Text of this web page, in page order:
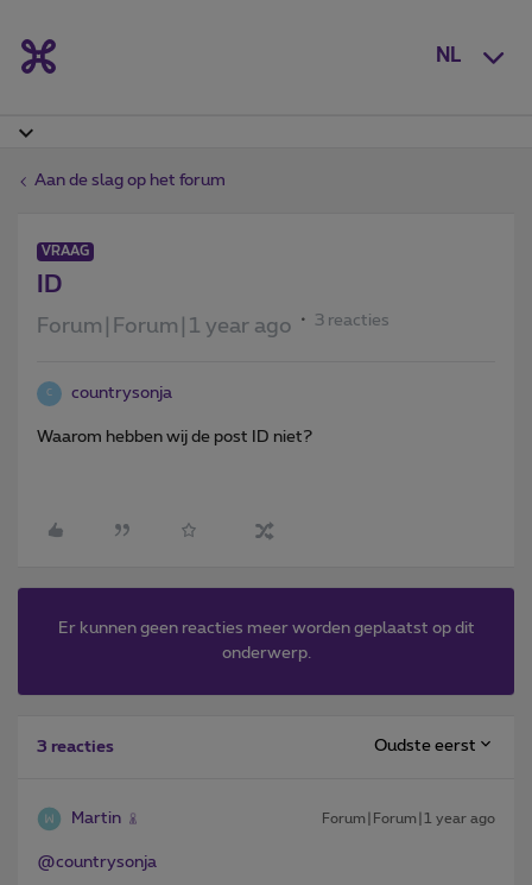
NL
Aan de slag op het forum
VRAAG
ID
Forum|Forum|1 year ago 3 reacties
C countrysonja
Waarom hebben wij de post ID niet?
Er kunnen geen reacties meer worden geplaatst op dit
onderwerp.
3 reacties Oudste eerst
Martin Forum|Forum|1 year ago
@countrysonja